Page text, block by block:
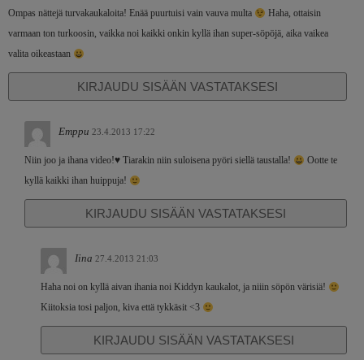
Ompas nättejä turvakaukaloita! Enää puurtuisi vain vauva multa
Haha, ottaisin
varmaan ton turkoosin, vaikka noi kaikki onkin kyllä ihan super-söpöjä, aika vaikea
valita oikeastaan
KIRJAUDU SISÄÄN VASTATAKSESI
Emppu 23.4.2013 17:22
Niin joo ja ihana video!♥ Tiarakin niin suloisena pyöri siellä taustalla!
Ootte te
kyllä kaikki ihan huippuja!
KIRJAUDU SISÄÄN VASTATAKSESI
Iina 27.4.2013 21:03
Haha noi on kyllä aivan ihania noi Kiddyn kaukalot, ja niiin söpön värisiä!
Kiitoksia tosi paljon, kiva että tykkäsit <3
KIRJAUDU SISÄÄN VASTATAKSESI